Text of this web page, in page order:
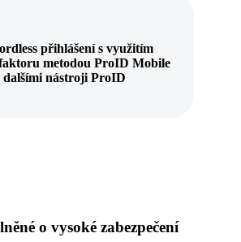
přihlášení s využitím
metodou ProID Mobile
dalšími nástroji ProID
o vysoké zabezpečení